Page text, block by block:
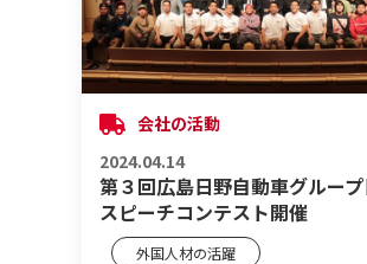
会社の活動
2024.04.14
第３回広島日野自動車グルー
スピーチコンテスト開催
外国人材の活躍